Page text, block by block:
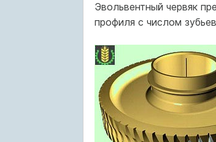
Эвольвентный червяк
профиля с числом